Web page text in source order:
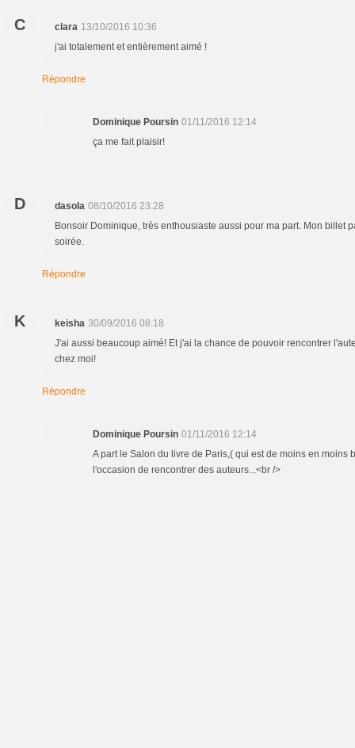
C clara 13/10/2016 10:36
j'ai totalement et entièrement aimé !
Répondre
Dominique Poursin 01/11/2016 12:14
ça me fait plaisir!
D dasola 08/10/2016 23:28
Bonsoir Dominique, très enthousiaste aussi pour ma part. Mon billet
soirée.
Répondre
K keisha 30/09/2016 08:18
J'ai aussi beaucoup aimé! Et j'ai la chance de pouvoir rencontrer
chez moi!
Répondre
Dominique Poursin 01/11/2016 12:14
A part le Salon du livre de Paris,( qui est de moins en moins
l'occasion de rencontrer des auteurs...<br />